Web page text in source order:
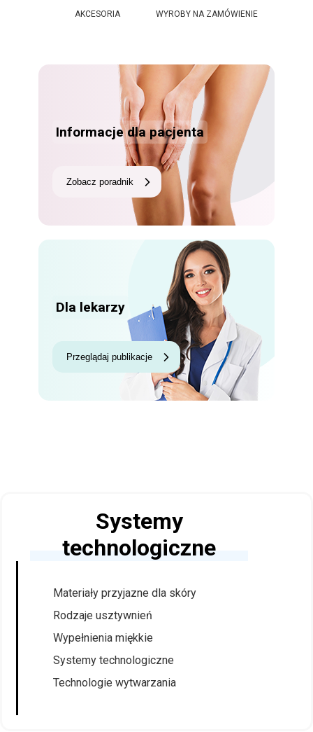
AKCESORIA WYROBY NA ZAMÓWIENIE
Informacje dla pacjenta
Zobacz poradnik
Dla lekarzy
Przeglądaj publikacje
Systemy
technologiczne
Materiały przyjazne dla skóry
Rodzaje usztywnień
Wypełnienia miękkie
Systemy technologiczne
Technologie wytwarzania